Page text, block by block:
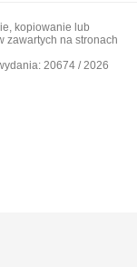
kopiowanie lub
zawartych na stronach
20674 / 2026